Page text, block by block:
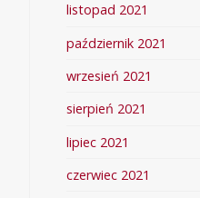
listopad 2021
październik 2021
wrzesień 2021
sierpień 2021
lipiec 2021
czerwiec 2021